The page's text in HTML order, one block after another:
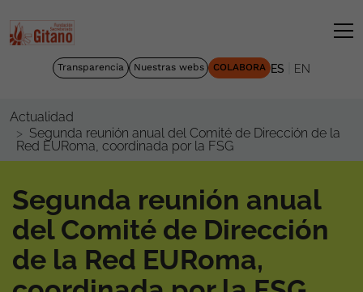
Transparencia Nuestras webs COLABORA ES EN
Actualidad
Segunda reunión anual del Comité de Dirección de la
Red EURoma, coordinada por la FSG
Segunda reunión anual
del Comité de Dirección
de la Red EURoma,